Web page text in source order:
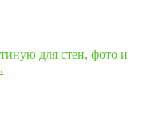
для стен, фото и